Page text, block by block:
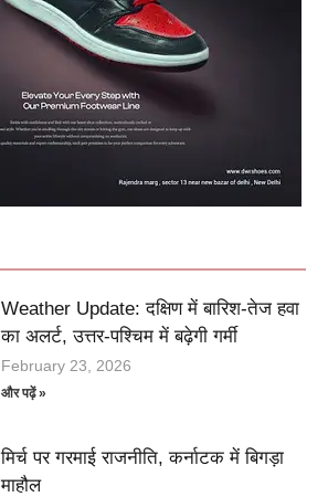
Weather Update: दक्षिण में बारिश-तेज हवा
का अलर्ट, उत्तर-पश्चिम में बढ़ेगी गर्मी
February 23, 2026
और पढ़ें »
मिर्च पर गरमाई राजनीति, कर्नाटक में बिगड़ा
माहौल